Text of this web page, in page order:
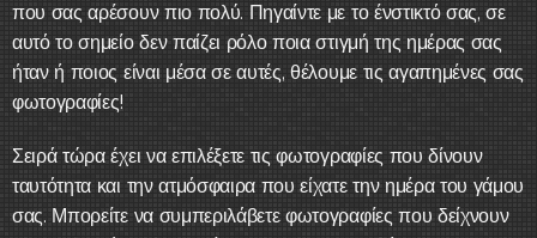
που σας αρέσουν πιο πολύ. Πηγαίντε με το ένστικτό σας, σε
αυτό το σημείο δεν παίζει ρόλο ποια στιγμή της ημέρας σας
ήταν ή ποιος είναι μέσα σε αυτές, θέλουμε τις αγαπημένες σας
φωτογραφίες!
Σειρά τώρα έχει να επιλέξετε τις φωτογραφίες που δίνουν
ταυτότητα και την ατμόσφαιρα που είχατε την ημέρα του γάμου
σας. Μπορείτε να συμπεριλάβετε φωτογραφίες που δείχνουν